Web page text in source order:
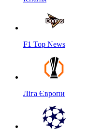
F1 Top News
Ліга Європи